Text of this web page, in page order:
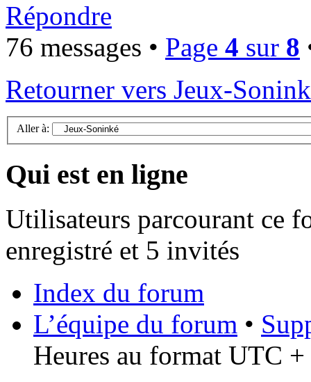
Répondre
76 messages • Page 4 sur 8
Retourner vers Jeux-
Aller à:
Qui est en ligne
Utilisateurs parcourant ce
enregistré et 5 invités
Index du forum
L’équipe du forum •
Heures au format UTC +